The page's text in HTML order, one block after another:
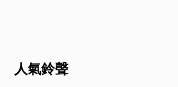
人氣鈴聲